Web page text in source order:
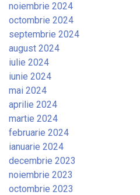
noiembrie 2024
octombrie 2024
septembrie 2024
august 2024
iulie 2024
iunie 2024
mai 2024
aprilie 2024
martie 2024
februarie 2024
ianuarie 2024
decembrie 2023
noiembrie 2023
octombrie 2023